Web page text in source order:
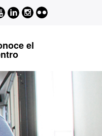
Youtube
EPSI
LinkedIn
EPSI
Instagram
EPSI
Flickr
el